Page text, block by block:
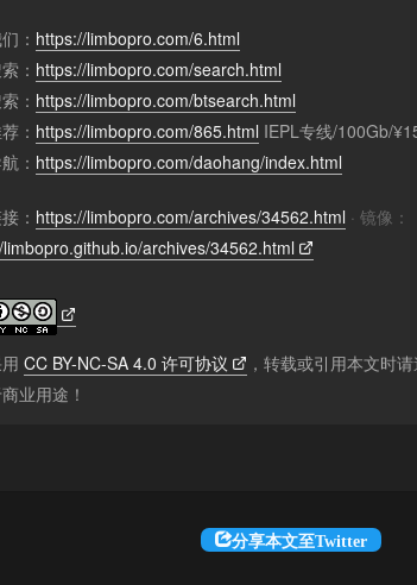
： https://limbopro.com/6.html
： https://limbopro.com/search.html
： https://limbopro.com/btsearch.html
： https://limbopro.com/865.html IEPL专线/100Gb/
： https://limbopro.com/daohang/index.html
： https://limbopro.com/archives/34562.html · 镜像：
archives/34562.html
CC BY-NC-SA 4.0 许可协议
，转载或引用本文时
业用途！
分享本文至Twitter